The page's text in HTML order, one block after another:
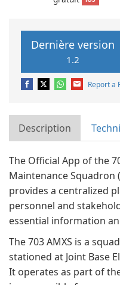
Dernière version
1.2
Report a
Description
The Official App of the
Maintenance Squadron
provides a centralized
personnel and
essential information
The 703 AMXS is a
stationed at Joint Base
It operates as part of